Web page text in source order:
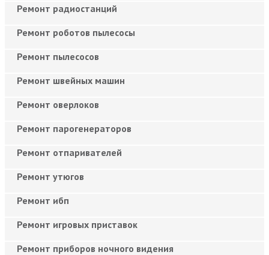
Ремонт радиостанций
Ремонт роботов пылесосы
Ремонт пылесосов
Ремонт швейных машин
Ремонт оверлоков
Ремонт парогенераторов
Ремонт отпаривателей
Ремонт утюгов
Ремонт ибп
Ремонт игровых приставок
Ремонт приборов ночного видения